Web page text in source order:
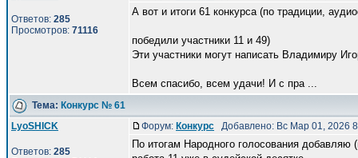
Ответов: 285
Просмотров: 71116
А вот и итоги 61 конкурса (по традиции,
победили участники 11 и 49)
Эти участники могут написать Владимиру
Всем спасибо, всем удачи! И с пра ...
Тема: Конкурс № 61
LyoSHICK
Ответов: 285
Форум: Конкурс Добавлено: Вс Мар 01, 2026
По итогам Народного голосования